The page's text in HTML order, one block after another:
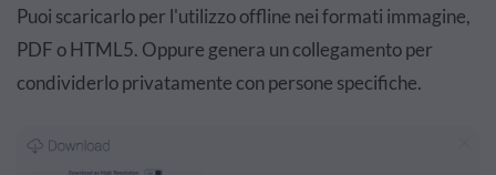
Puoi scaricarlo per l'utilizzo offline nei formati immagine,
PDF o HTML5. Oppure genera un collegamento per
condividerlo privatamente con persone specifiche.